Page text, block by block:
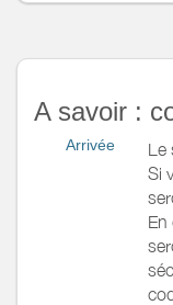
A savoir :
Arrivée
Le
Si
En